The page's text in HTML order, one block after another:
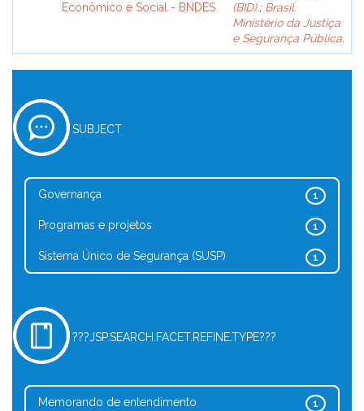
Econômico e Social - BNDES
(BID).; Brasil.
Ministério da Justiça
e Segurança Pública.
SUBJECT
1
Governança
1
Programas e projetos
1
Sistema Único de Segurança (SUSP)
???JSP.SEARCH.FACET.REFINE.TYPE???
1
Memorando de entendimento